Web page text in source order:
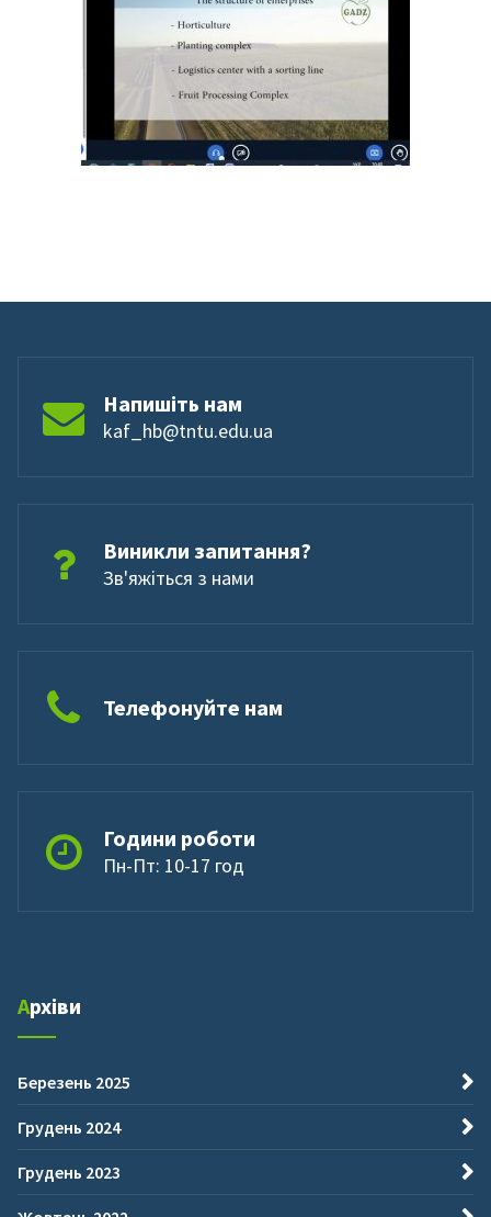
Напишіть нам
kaf_hb@tntu.edu.ua
Виникли запитання?
Зв'яжіться з нами
Телефонуйте нам
Години роботи
Пн-Пт: 10-17 год
Архіви
Березень 2025
Грудень 2024
Грудень 2023